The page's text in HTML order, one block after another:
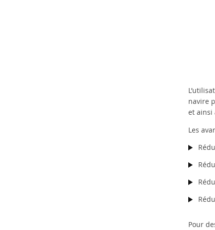
navire
et ainsi
Les
Pour